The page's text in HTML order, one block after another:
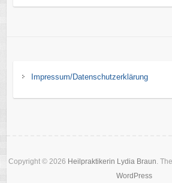
Impressum/Datenschutzerklärung
Copyright © 2026 Heilpraktikerin Lydia Braun.
WordPress